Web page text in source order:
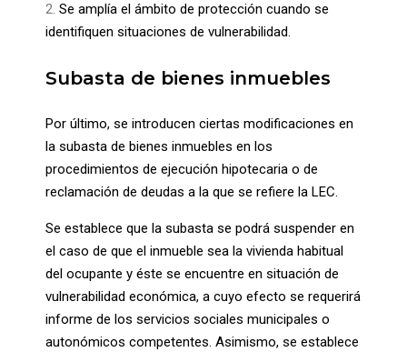
Se amplía el ámbito de protección cuando se
identifiquen situaciones de vulnerabilidad.
Subasta de bienes inmuebles
Por último, se introducen ciertas modificaciones en
la subasta de bienes inmuebles en los
procedimientos de ejecución hipotecaria o de
reclamación de deudas a la que se refiere la LEC.
Se establece que la subasta se podrá suspender en
el caso de que el inmueble sea la vivienda habitual
del ocupante y éste se encuentre en situación de
vulnerabilidad económica, a cuyo efecto se requerirá
informe de los servicios sociales municipales o
autonómicos competentes. Asimismo, se establece